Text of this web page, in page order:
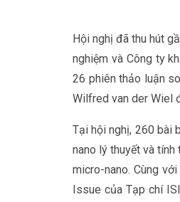
Hội nghị đã thu hút
nghiệm và Công ty
26 phiên thảo luận
Wilfred van der Wiel
Tại hội nghị, 260 bài
nano lý thuyết và tính
micro-nano. Cùng
Issue của Tạp chí